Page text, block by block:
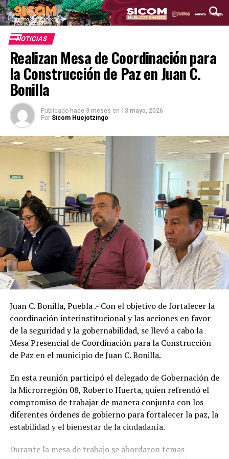
NOTICIAS
Realizan Mesa de Coordinación para
la Construcción de Paz en Juan C.
Bonilla
Publicado hace 3 meses en 13 mayo, 2026
Por Sicom Huejotzingo
Juan C. Bonilla, Puebla .- Con el objetivo de fortalecer la
coordinación interinstitucional y las acciones en favor
de la seguridad y la gobernabilidad, se llevó a cabo la
Mesa Presencial de Coordinación para la Construcción
de Paz en el municipio de Juan C. Bonilla.
En esta reunión participó el delegado de Gobernación de
la Microrregión 08, Roberto Huerta, quien refrendó el
compromiso de trabajar de manera conjunta con los
diferentes órdenes de gobierno para fortalecer la paz, la
estabilidad y el bienestar de la ciudadanía.
Durante la mesa de trabajo se abordaron temas